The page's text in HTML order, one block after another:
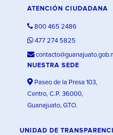
ATENCIÓN CIUDADANA
800 465 2486
477 274 5825
NUESTRA SEDE
Paseo de la Presa 103,
Centro, C.P. 36000,
Guanajuato, GTO.
UNIDAD DE